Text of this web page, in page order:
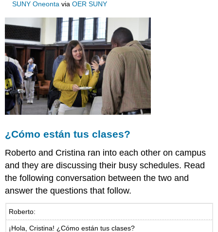
SUNY Oneontavia OER SUNY
¿Cómo están tus clases?
Roberto and Cristina ran into each other on campus
and they are discussing their busy schedules. Read
the following conversation between the two and
answer the questions that follow.
Roberto:
¡Hola, Cristina! ¿Cómo están tus clases?